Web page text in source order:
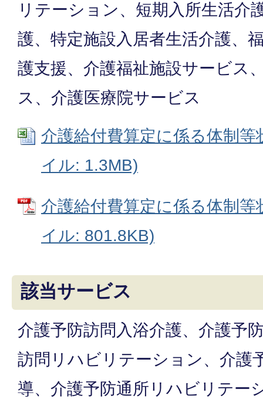
リテーション、短期入所生活介
護、特定施設入居者生活介護、
護支援、介護福祉施設サービス
ス、介護医療院サービス
介護給付費算定に係る体制
イル: 1.3MB)
介護給付費算定に係る体制
イル: 801.8KB)
該当サービス
介護予防訪問入浴介護、介護予
訪問リハビリテーション、介護
導、介護予防通所リハビリテー